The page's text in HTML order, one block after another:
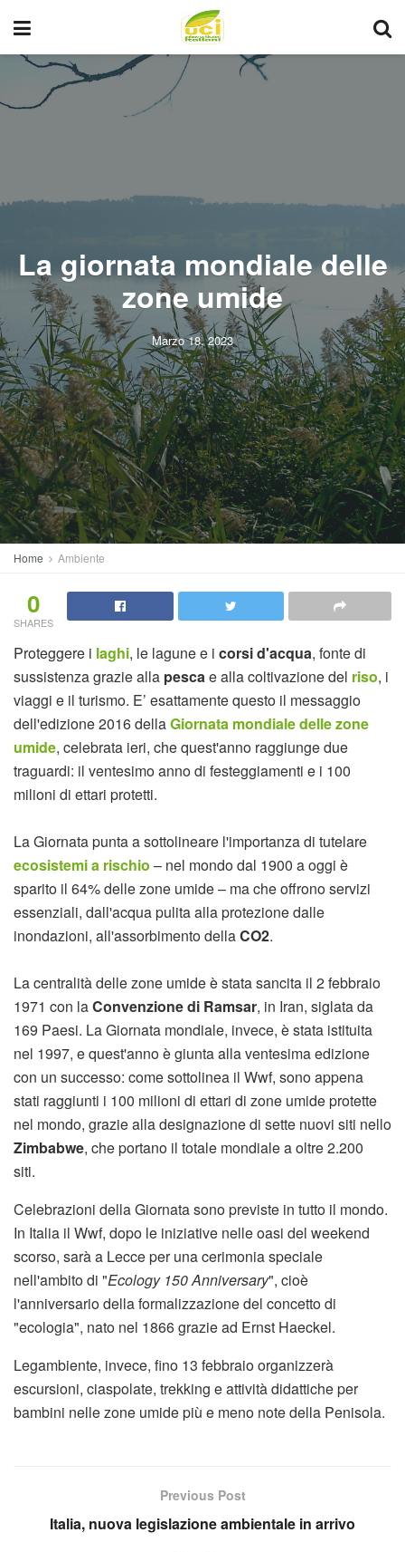
La giornata mondiale delle
zone umide
Marzo 18, 2023
Home Ambiente
0
SHARES
Proteggere i laghi, le lagune e i corsi d'acqua, fonte di
sussistenza grazie alla pescae alla coltivazione del riso, i
viaggi e il turismo. E’ esattamente questo il messaggio
dell'edizione 2016 dellaGiornata mondiale delle zone
umide, celebrata ieri, che quest'anno raggiunge due
traguardi: il ventesimo anno di festeggiamenti e i 100
milioni di ettari protetti.
La Giornata punta a sottolineare l'importanza di tutelare
ecosistemi a rischio – nel mondo dal 1900 a oggi è
sparito il 64% delle zone umide – ma che offrono servizi
essenziali, dall'acqua pulita alla protezione dalle
inondazioni, all'assorbimento dellaCO2.
La centralità delle zone umide è stata sancita il 2 febbraio
1971 con laConvenzione di Ramsar, in Iran, siglata da
169 Paesi. La Giornata mondiale, invece, è stata istituita
nel 1997, e quest'anno è giunta alla ventesima edizione
con un successo: come sottolinea il Wwf, sono appena
stati raggiunti i 100 milioni di ettari di zone umide protette
nel mondo, grazie alla designazione di sette nuovi siti nello
Zimbabwe, che portano il totale mondiale a oltre 2.200
siti.
Celebrazioni della Giornata sono previste in tutto il mondo.
In Italia il Wwf, dopo le iniziative nelle oasi del weekend
scorso, sarà a Lecce per una cerimonia speciale
nell'ambito di "Ecology 150 Anniversary", cioè
l'anniversario della formalizzazione del concetto di
"ecologia", nato nel 1866 grazie ad Ernst Haeckel.
Legambiente, invece, fino 13 febbraio organizzerà
escursioni, ciaspolate, trekking e attività didattiche per
bambini nelle zone umide più e meno note della Penisola.
Previous Post
Italia, nuova legislazione ambientale in arrivo